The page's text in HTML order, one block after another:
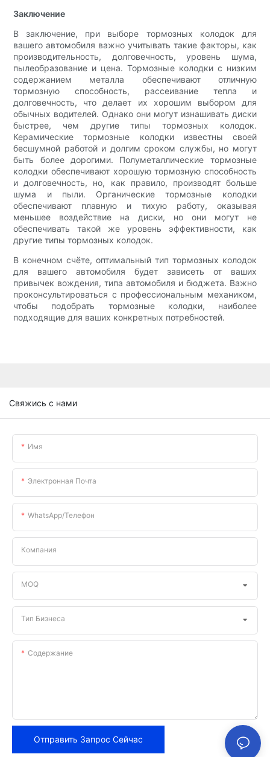
Заключение
В заключение, при выборе тормозных колодок для
вашего автомобиля важно учитывать такие факторы, как
производительность, долговечность, уровень шума,
пылеобразование и цена. Тормозные колодки с низким
содержанием металла обеспечивают отличную
тормозную способность, рассеивание тепла и
долговечность, что делает их хорошим выбором для
обычных водителей. Однако они могут изнашивать диски
быстрее, чем другие типы тормозных колодок.
Керамические тормозные колодки известны своей
бесшумной работой и долгим сроком службы, но могут
быть более дорогими. Полуметаллические тормозные
колодки обеспечивают хорошую тормозную способность
и долговечность, но, как правило, производят больше
шума и пыли. Органические тормозные колодки
обеспечивают плавную и тихую работу, оказывая
меньшее воздействие на диски, но они могут не
обеспечивать такой же уровень эффективности, как
другие типы тормозных колодок.
В конечном счёте, оптимальный тип тормозных колодок
для вашего автомобиля будет зависеть от ваших
привычек вождения, типа автомобиля и бюджета. Важно
проконсультироваться с профессиональным механиком,
чтобы подобрать тормозные колодки, наиболее
подходящие для ваших конкретных потребностей.
Свяжись с нами
Имя
Электронная Почта
WhatsApp/телефон
Компания
MOQ
Тип Бизнеса
Содержание
Отправить Запрос Сейчас